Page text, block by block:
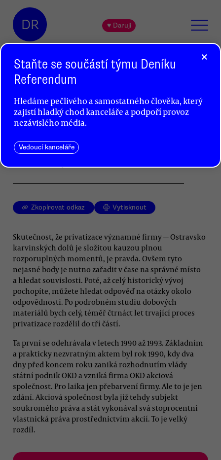
DR ♥ Daruji
Kauza OKD: odpovědnost nelze
svalovat z Bakaly na Sobotku
Ivan Přikryl
Při privatizaci a doprivatizaci OKD vznikla státu
škoda. Kdo přesně je ale za to odpovědný,
Zkopírovat odkaz Vytisknout
Skutečnost, že privatizace významné firmy — Ostravsko
karvinských dolů je složitou kauzou plnou
rozporuplných momentů, je pravda. Ovšem tyto
nejasné body je nutno zařadit v čase na správné místo
a hledat souvislosti. Poté, až celý historický vývoj
pochopíte, můžete hledat odpověď na otázky okolo
odpovědnosti. Po podrobném studiu dobových
materiálů bych celý, téměř čtrnáct let trvající proces
privatizace rozdělil do tří částí.
Ta první se odehrávala v letech 1990 až 1993. Základním
a prakticky nezvratným aktem byl rok 1990, kdy dva
dny před koncem roku zaniká rozhodnutím vlády
státní podnik OKD a vzniká firma OKD akciová
společnost. Pro laika jen přebarvení firmy. Ale to je jen
zdání. Akciová společnost byla již tehdy subjekt
soukromého práva a stát vykonával svá stoprocentní
vlastnická práva prostřednictvím akcií. To je velký
rozdíl.
×
Staňte se součástí týmu Deníku
Referendum
Hledáme pečlivého a samostatného člověka, který
zajistí hladký chod kanceláře a podpoří provoz
nezávislého média.
Vedoucí kanceláře